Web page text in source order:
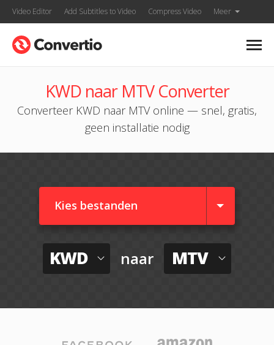
Video Editor Add Subtitles to Video Compress Video Meer
KWD naar MTV Converter
Converteer KWD naar MTV online — snel, gratis,
geen installatie nodig
Kies bestanden
KWD naar MTV